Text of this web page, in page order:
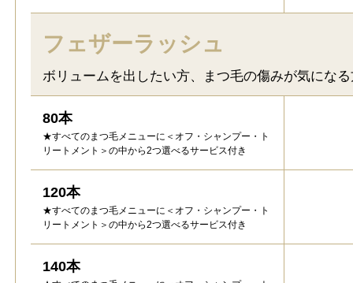
フェザーラッシュ
ボリュームを出したい方、まつ毛の傷みが気にな
80本
★すべてのまつ毛メニューに＜オフ・シャンプー・ト
リートメント＞の中から2つ選べるサービス付き
120本
★すべてのまつ毛メニューに＜オフ・シャンプー・ト
リートメント＞の中から2つ選べるサービス付き
140本